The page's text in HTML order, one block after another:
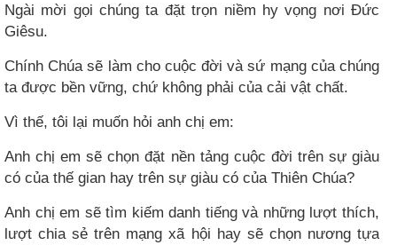
Ngài mời gọi chúng ta đặt trọn niềm hy vọng nơi Đức
Giêsu.
Chính Chúa sẽ làm cho cuộc đời và sứ mạng của chúng
ta được bền vững, chứ không phải của cải vật chất.
Vì thế, tôi lại muốn hỏi anh chị em:
Anh chị em sẽ chọn đặt nền tảng cuộc đời trên sự giàu
có của thế gian hay trên sự giàu có của Thiên Chúa?
Anh chị em sẽ tìm kiếm danh tiếng và những lượt thích,
lượt chia sẻ trên mạng xã hội hay sẽ chọn nương tựa